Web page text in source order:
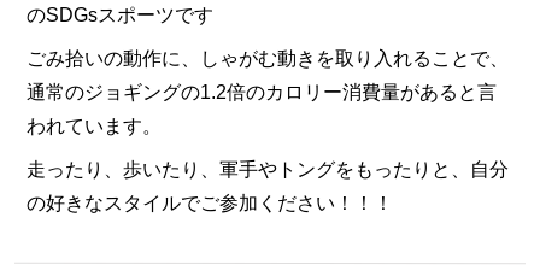
のSDGsスポーツです
ごみ拾いの動作に、しゃがむ動きを取り入れることで、
通常のジョギングの1.2倍のカロリー消費量があると言
われています。
走ったり、歩いたり、軍手やトングをもったりと、自分
の好きなスタイルでご参加ください！！！